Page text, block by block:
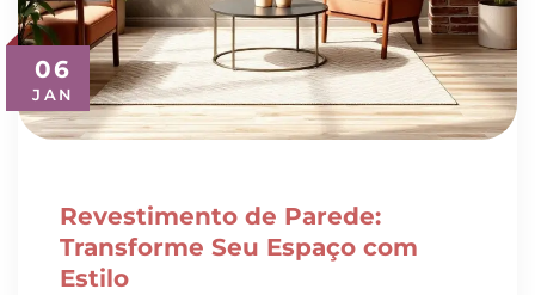
06
JAN
Revestimento de Parede:
Transforme Seu Espaço com
Estilo